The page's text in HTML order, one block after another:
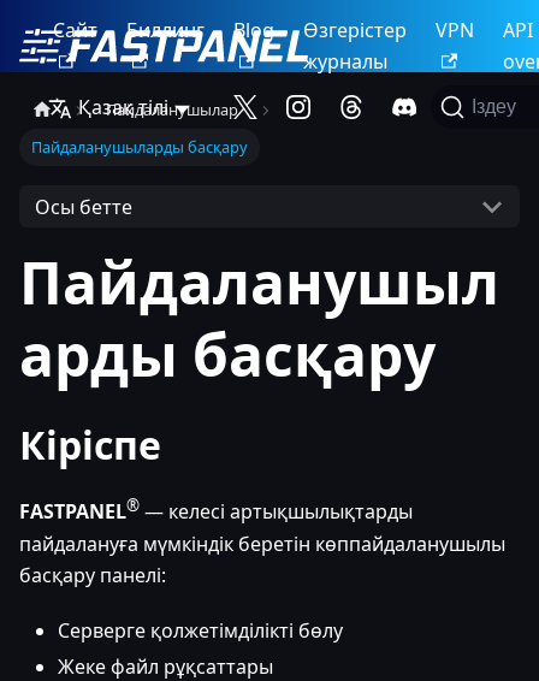
Сайт Биллинг Blog
Өзгерістер
журналы
VPN
API
Қазақ тілі
Іздеу
Пайдаланушылар
Пайдаланушыларды басқару
Осы бетте
Пайдаланушыл
арды басқару
Кіріспе
FASTPANEL® — келесі артықшылықтарды
пайдалануға мүмкіндік беретін көппайдаланушылы
басқару панелі:
Серверге қолжетімділікті бөлу
Жеке файл рұқсаттары